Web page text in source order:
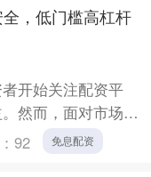
，低门槛高杠杆
开始关注配资平
然而，面对市场上
正规又安全的平
92 免息配资